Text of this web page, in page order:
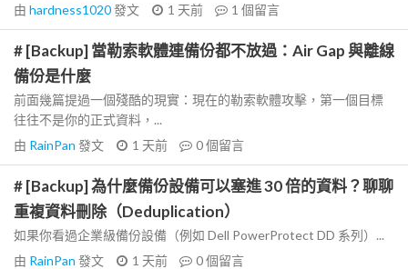
由 hardness1020發文 1 天前 1 個留言
# [Backup] 當勒索軟體連備份都不放過：Air Gap 與離線
備份是什麼
前面幾篇提過一個殘酷的現實：現在的勒索軟體攻擊，第一個目標
往往不是你的正式資料，...
由 RainPan 發文 1 天前 0個留言
# [Backup] 為什麼備份設備可以塞進 30 倍的資料？聊聊
重複資料刪除（Deduplication）
如果你看過企業級備份設備（例如 Dell PowerProtect DD 系列）...
由 RainPan 發文 1 天前 0個留言